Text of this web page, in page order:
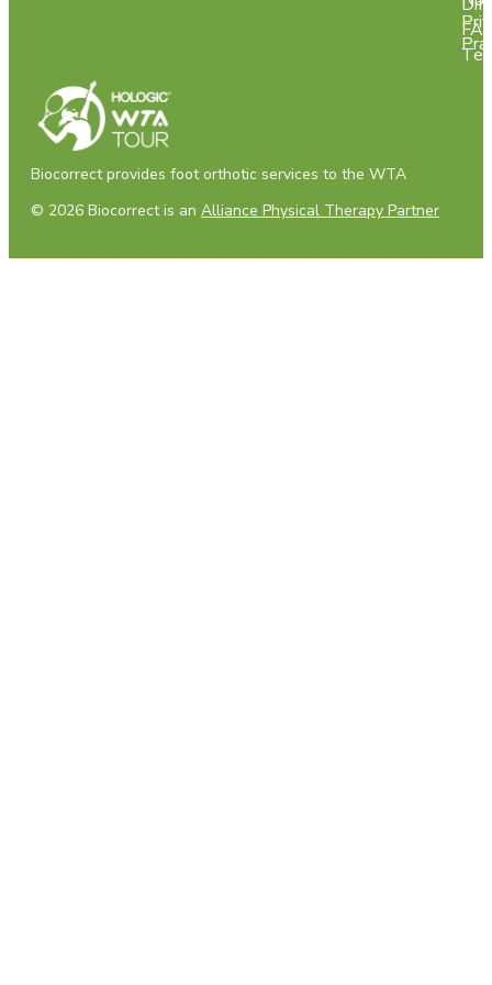
Biocorrect provides foot orthotic services to the WTA
© 2026 Biocorrect is an Alliance Physical Therapy Partner